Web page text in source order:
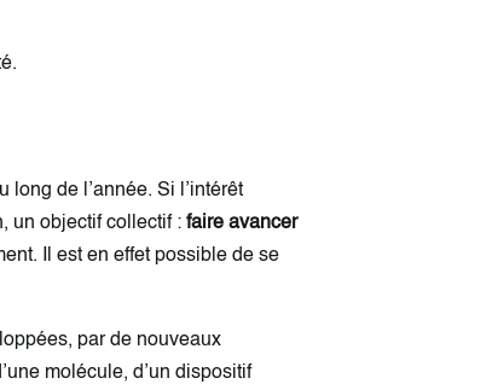
de l’année. Si l’intérêt
un objectif collectif :faire avancer
Il est en effet possible de se
par de nouveaux
molécule, d’un dispositif